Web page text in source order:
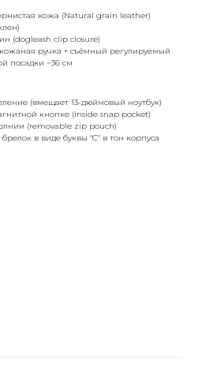
кожа (Natural grain leather)
(dogleash clip closure)
ручка + съёмный регулируемый
посадки ~36 см
(вмещает 13-дюймовый ноутбук)
кнопке (inside snap pocket)
(removable zip pouch)
в виде буквы "C" в тон корпуса